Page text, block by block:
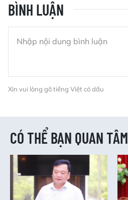
BÌNH LUẬN
Xin vui lòng gõ tiếng Việt có dấu
CÓ THỂ BẠN QUAN TÂM